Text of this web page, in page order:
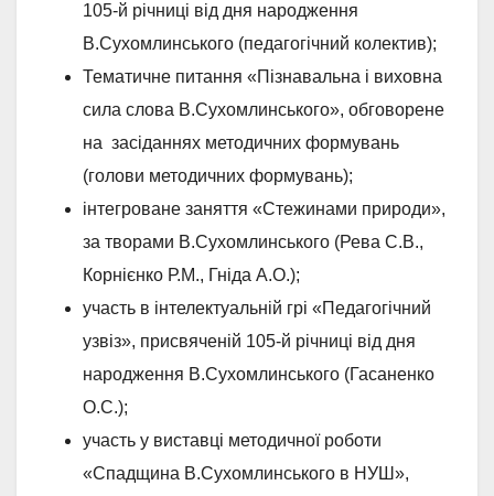
105-й річниці від дня народження
В.Сухомлинського (педагогічний колектив);
Тематичне питання «Пізнавальна і виховна
сила слова В.Сухомлинського», обговорене
на засіданнях методичних формувань
(голови методичних формувань);
інтегроване заняття «Стежинами природи»,
за творами В.Сухомлинського (Рева С.В.,
Корнієнко Р.М., Гніда А.О.);
участь в інтелектуальній грі «Педагогічний
узвіз», присвяченій 105-й річниці від дня
народження В.Сухомлинського (Гасаненко
О.С.);
участь у виставці методичної роботи
«Спадщина В.Сухомлинського в НУШ»,